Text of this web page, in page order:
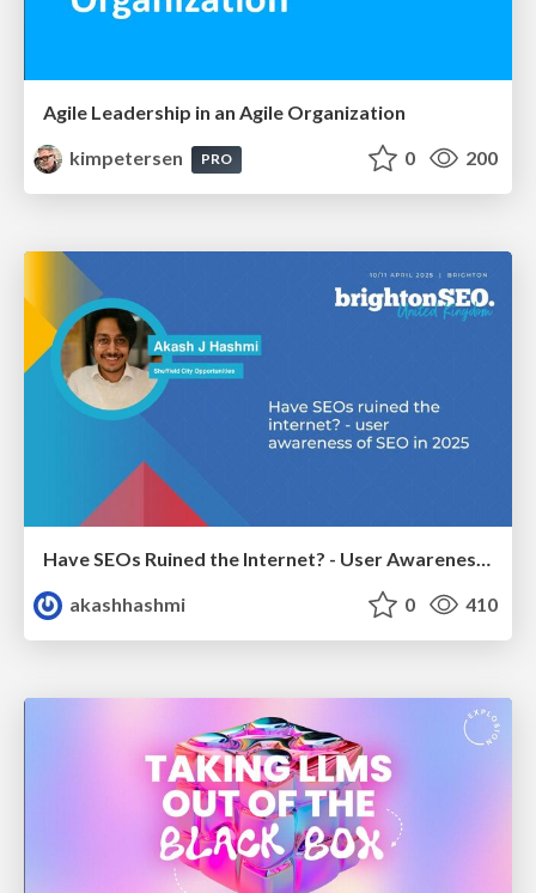
Agile Leadership in an Agile Organization
kimpetersen
PRO 0 200
Have SEOs Ruined the Internet? - User Awareness of SEO in 2025
akashhashmi
0 410